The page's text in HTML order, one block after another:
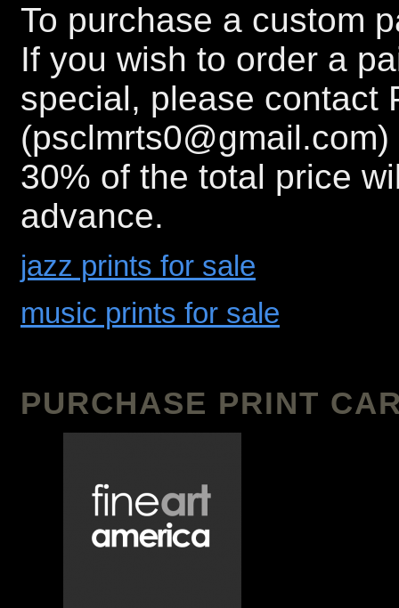
To purchase a custom
If you wish to order a
special, please contact
30% of the total price
advance.
jazz prints for sale
music prints for sale
PURCHASE PRINT